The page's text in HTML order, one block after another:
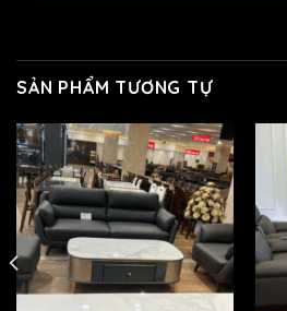
SẢN PHẨM TƯƠNG TỰ